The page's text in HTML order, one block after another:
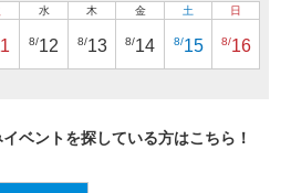
水
8/12
木
8/13
金
8/14
土
8/15
日
8/16
ベントを探している方はこちら！